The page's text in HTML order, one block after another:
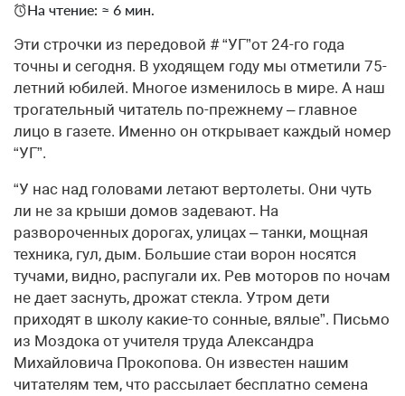
На чтение: ≈ 6 мин.
Эти строчки из передовой # “УГ”от 24-го года
точны и сегодня. В уходящем году мы отметили 75-
летний юбилей. Многое изменилось в мире. А наш
трогательный читатель по-прежнему – главное
лицо в газете. Именно он открывает каждый номер
“УГ”.
“У нас над головами летают вертолеты. Они чуть
ли не за крыши домов задевают. На
развороченных дорогах, улицах – танки, мощная
техника, гул, дым. Большие стаи ворон носятся
тучами, видно, распугали их. Рев моторов по ночам
не дает заснуть, дрожат стекла. Утром дети
приходят в школу какие-то сонные, вялые”. Письмо
из Моздока от учителя труда Александра
Михайловича Прокопова. Он известен нашим
читателям тем, что рассылает бесплатно семена